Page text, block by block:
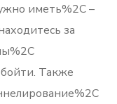
иметь%2C –
за
Также